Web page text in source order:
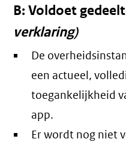
B: Voldoet
verklaring)
De
een actueel,
toegankelijkheid
app.
Er wordt nog niet